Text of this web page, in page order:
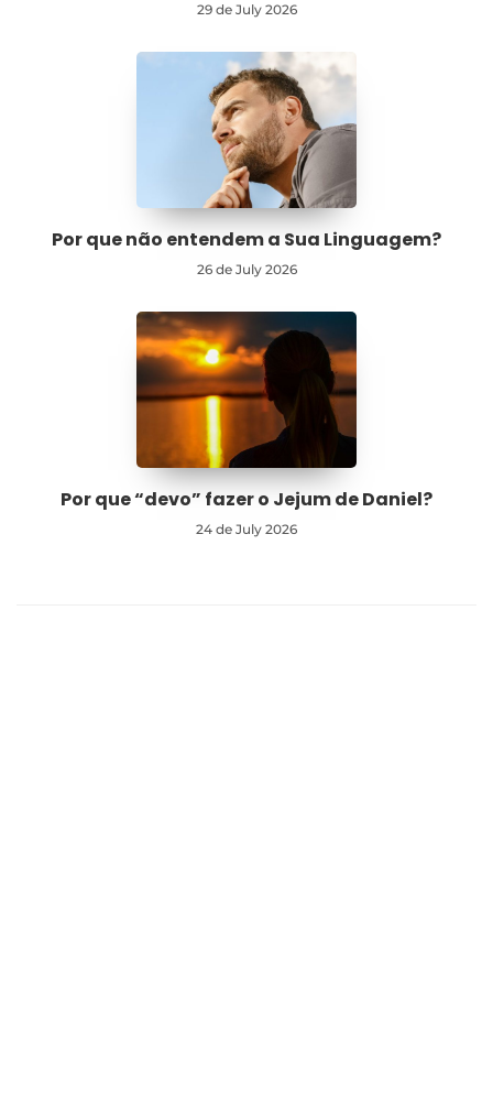
29 de July 2026
Por que não entendem a Sua Linguagem?
26 de July 2026
Por que “devo” fazer o Jejum de Daniel?
24 de July 2026